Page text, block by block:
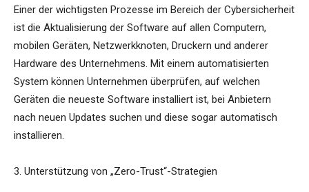
Einer der wichtigsten Prozesse im Bereich der Cybersicherheit
ist die Aktualisierung der Software auf allen Computern,
mobilen Geräten, Netzwerkknoten, Druckern und anderer
Hardware des Unternehmens. Mit einem automatisierten
System können Unternehmen überprüfen, auf welchen
Geräten die neueste Software installiert ist, bei Anbietern
nach neuen Updates suchen und diese sogar automatisch
installieren.
3. Unterstützung von „Zero-Trust“-Strategien